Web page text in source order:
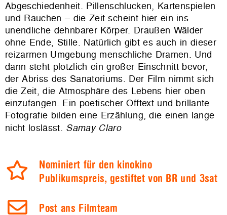
Abgeschiedenheit. Pillenschlucken, Kartenspielen
und Rauchen – die Zeit scheint hier ein ins
unendliche dehnbarer Körper. Draußen Wälder
ohne Ende, Stille. Natürlich gibt es auch in dieser
reizarmen Umgebung menschliche Dramen. Und
dann steht plötzlich ein großer Einschnitt bevor,
der Abriss des Sanatoriums. Der Film nimmt sich
die Zeit, die Atmosphäre des Lebens hier oben
einzufangen. Ein poetischer Offtext und brillante
Fotografie bilden eine Erzählung, die einen lange
nicht loslässt. Samay Claro
Nominiert für den kinokino
Publikumspreis, gestiftet von BR und 3sat
Post ans Filmteam